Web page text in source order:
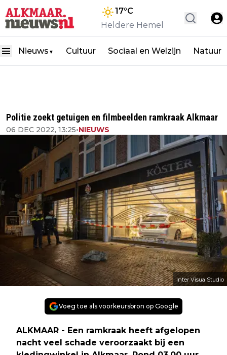
17°C
Heldere Hemel
Nieuws ▼ Cultuur Sociaal en Welzijn Natuur
Politie zoekt getuigen en filmbeelden ramkraak Alkmaar
06 DEC 2022, 13:25•NIEUWS
Inter Visua Studio
Voeg toe als voorkeursbron op Google
ALKMAAR - Een ramkraak heeft afgelopen
nacht veel schade veroorzaakt bij een